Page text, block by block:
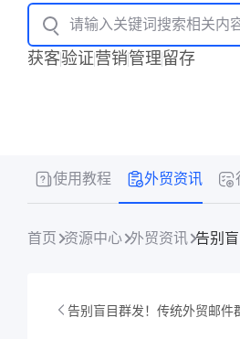
获客验证营销管理留存
使用教程 外贸资讯
首页 资源中心 外贸资讯
告别盲目群发！传统外贸邮件